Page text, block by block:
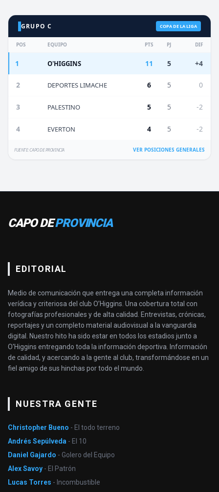
GRUPO C COPA DE LA LIGA
POS EQUIPO PTS PJ DIF
1 O'HIGGINS 11 5 +4
2 DEPORTES LIMACHE 6 5 0
3 PALESTINO 5 5 -2
4 EVERTON 4 5 -2
FUENTE: CAPO DE PROVINCIA VER POSICIONES GENERALES
CAPO DEPROVINCIA
EDITORIAL
Medio de comunicación que entrega una completa información
verídica y criteriosa del club O’Higgins. Una cobertura total con
fotografías profesionales y de alta calidad. Entrevistas, crónicas,
reportajes y un completo material audiovisual a la vanguardia
digital. Nuestro hito ha sido estar en todos los estadios junto a
O'Higgins entregando toda la información deportiva. Información
de calidad, y acercando a la gente al club, transformándose en un
fiel amigo de sus hinchas por todo el mundo.
NUESTRA GENTE
Christopher Bueno - El todo terreno
Andrés Sepúlveda - El 10
Daniel Gajardo - Golero del Equipo
Alex Savoy - El Patrón
Lucas Torres - Incombustible